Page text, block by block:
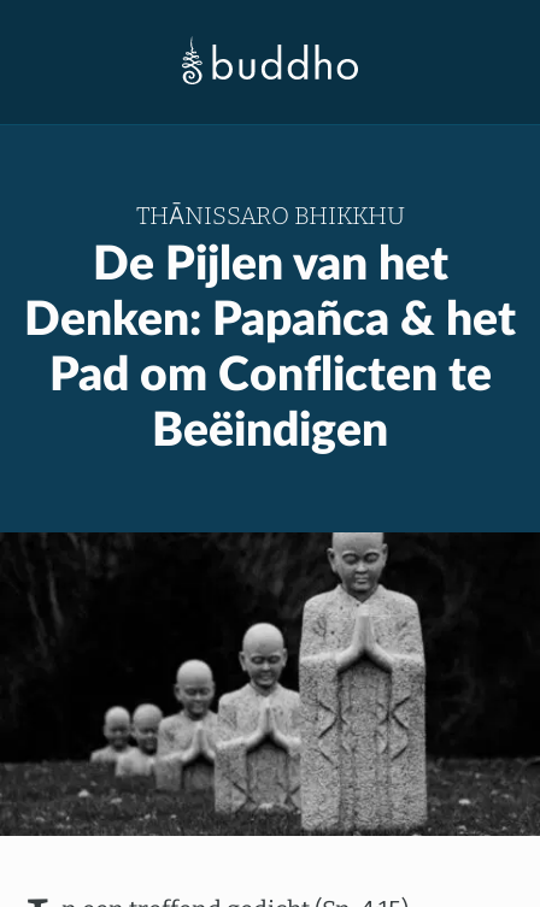
THĀNISSARO BHIKKHU
De Pijlen van het
Denken: Papañca & het
Pad om Conflicten te
Beëindigen